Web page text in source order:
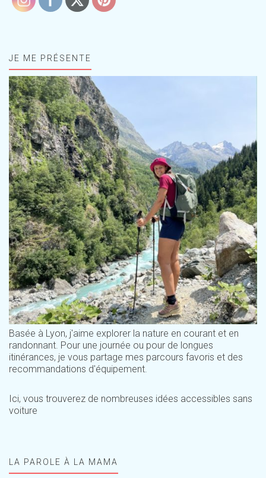
JE ME PRÉSENTE
Basée à Lyon, j'aime explorer la nature en courant et en
randonnant. Pour une journée ou pour de longues
itinérances, je vous partage mes parcours favoris et des
recommandations d'équipement.
Ici, vous trouverez de nombreuses idées accessibles sans
voiture
LA PAROLE À LA MAMA